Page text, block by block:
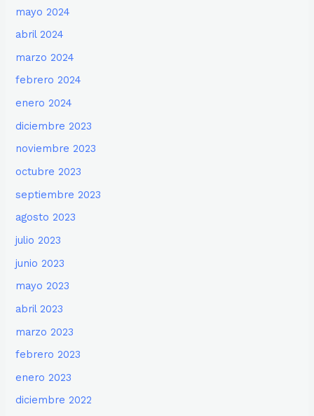
mayo 2024
abril 2024
marzo 2024
febrero 2024
enero 2024
diciembre 2023
noviembre 2023
octubre 2023
septiembre 2023
agosto 2023
julio 2023
junio 2023
mayo 2023
abril 2023
marzo 2023
febrero 2023
enero 2023
diciembre 2022